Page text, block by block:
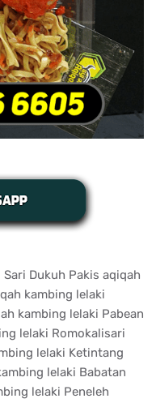
Dukuh Pakis aqiqah
kambing lelaki
kambing lelaki Pabean
lelaki Romokalisari
lelaki Ketintang
lelaki Babatan
lelaki Peneleh